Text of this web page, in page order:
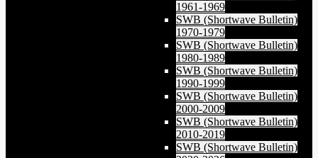
1961-1969
SWB (Shortwave Bulletin)
1970-1979
SWB (Shortwave Bulletin)
1980-1989
SWB (Shortwave Bulletin)
1990-1999
SWB (Shortwave Bulletin)
2000-2009
SWB (Shortwave Bulletin)
2010-2019
SWB (Shortwave Bulletin)